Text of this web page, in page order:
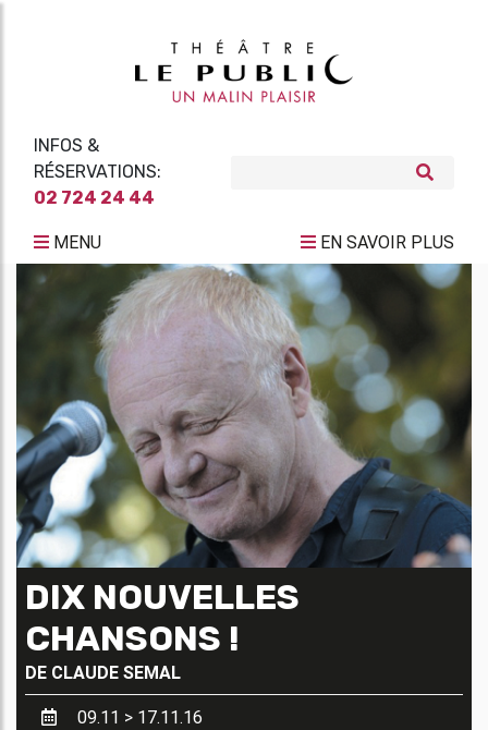
INFOS &
RÉSERVATIONS:
02 724 24 44
MENU EN SAVOIR PLUS
DIX NOUVELLES
CHANSONS !
DE CLAUDE SEMAL
09.11 > 17.11.16